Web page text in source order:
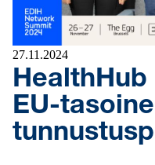
27.11.2024
EU-